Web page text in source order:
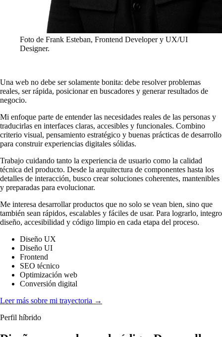
Foto de Frank Esteban, Frontend Developer y UX/UI
Designer.
Una web no debe ser solamente bonita: debe resolver problemas
reales, ser rápida, posicionar en buscadores y generar resultados de
negocio.
Mi enfoque parte de entender las necesidades reales de las personas y
traducirlas en interfaces claras, accesibles y funcionales. Combino
criterio visual, pensamiento estratégico y buenas prácticas de desarrollo
para construir experiencias digitales sólidas.
Trabajo cuidando tanto la experiencia de usuario como la calidad
técnica del producto. Desde la arquitectura de componentes hasta los
detalles de interacción, busco crear soluciones coherentes, mantenibles
y preparadas para evolucionar.
Me interesa desarrollar productos que no solo se vean bien, sino que
también sean rápidos, escalables y fáciles de usar. Para lograrlo, integro
diseño, accesibilidad y código limpio en cada etapa del proceso.
Diseño UX
Diseño UI
Frontend
SEO técnico
Optimización web
Conversión digital
Leer más sobre mi trayectoria →
Perfil híbrido